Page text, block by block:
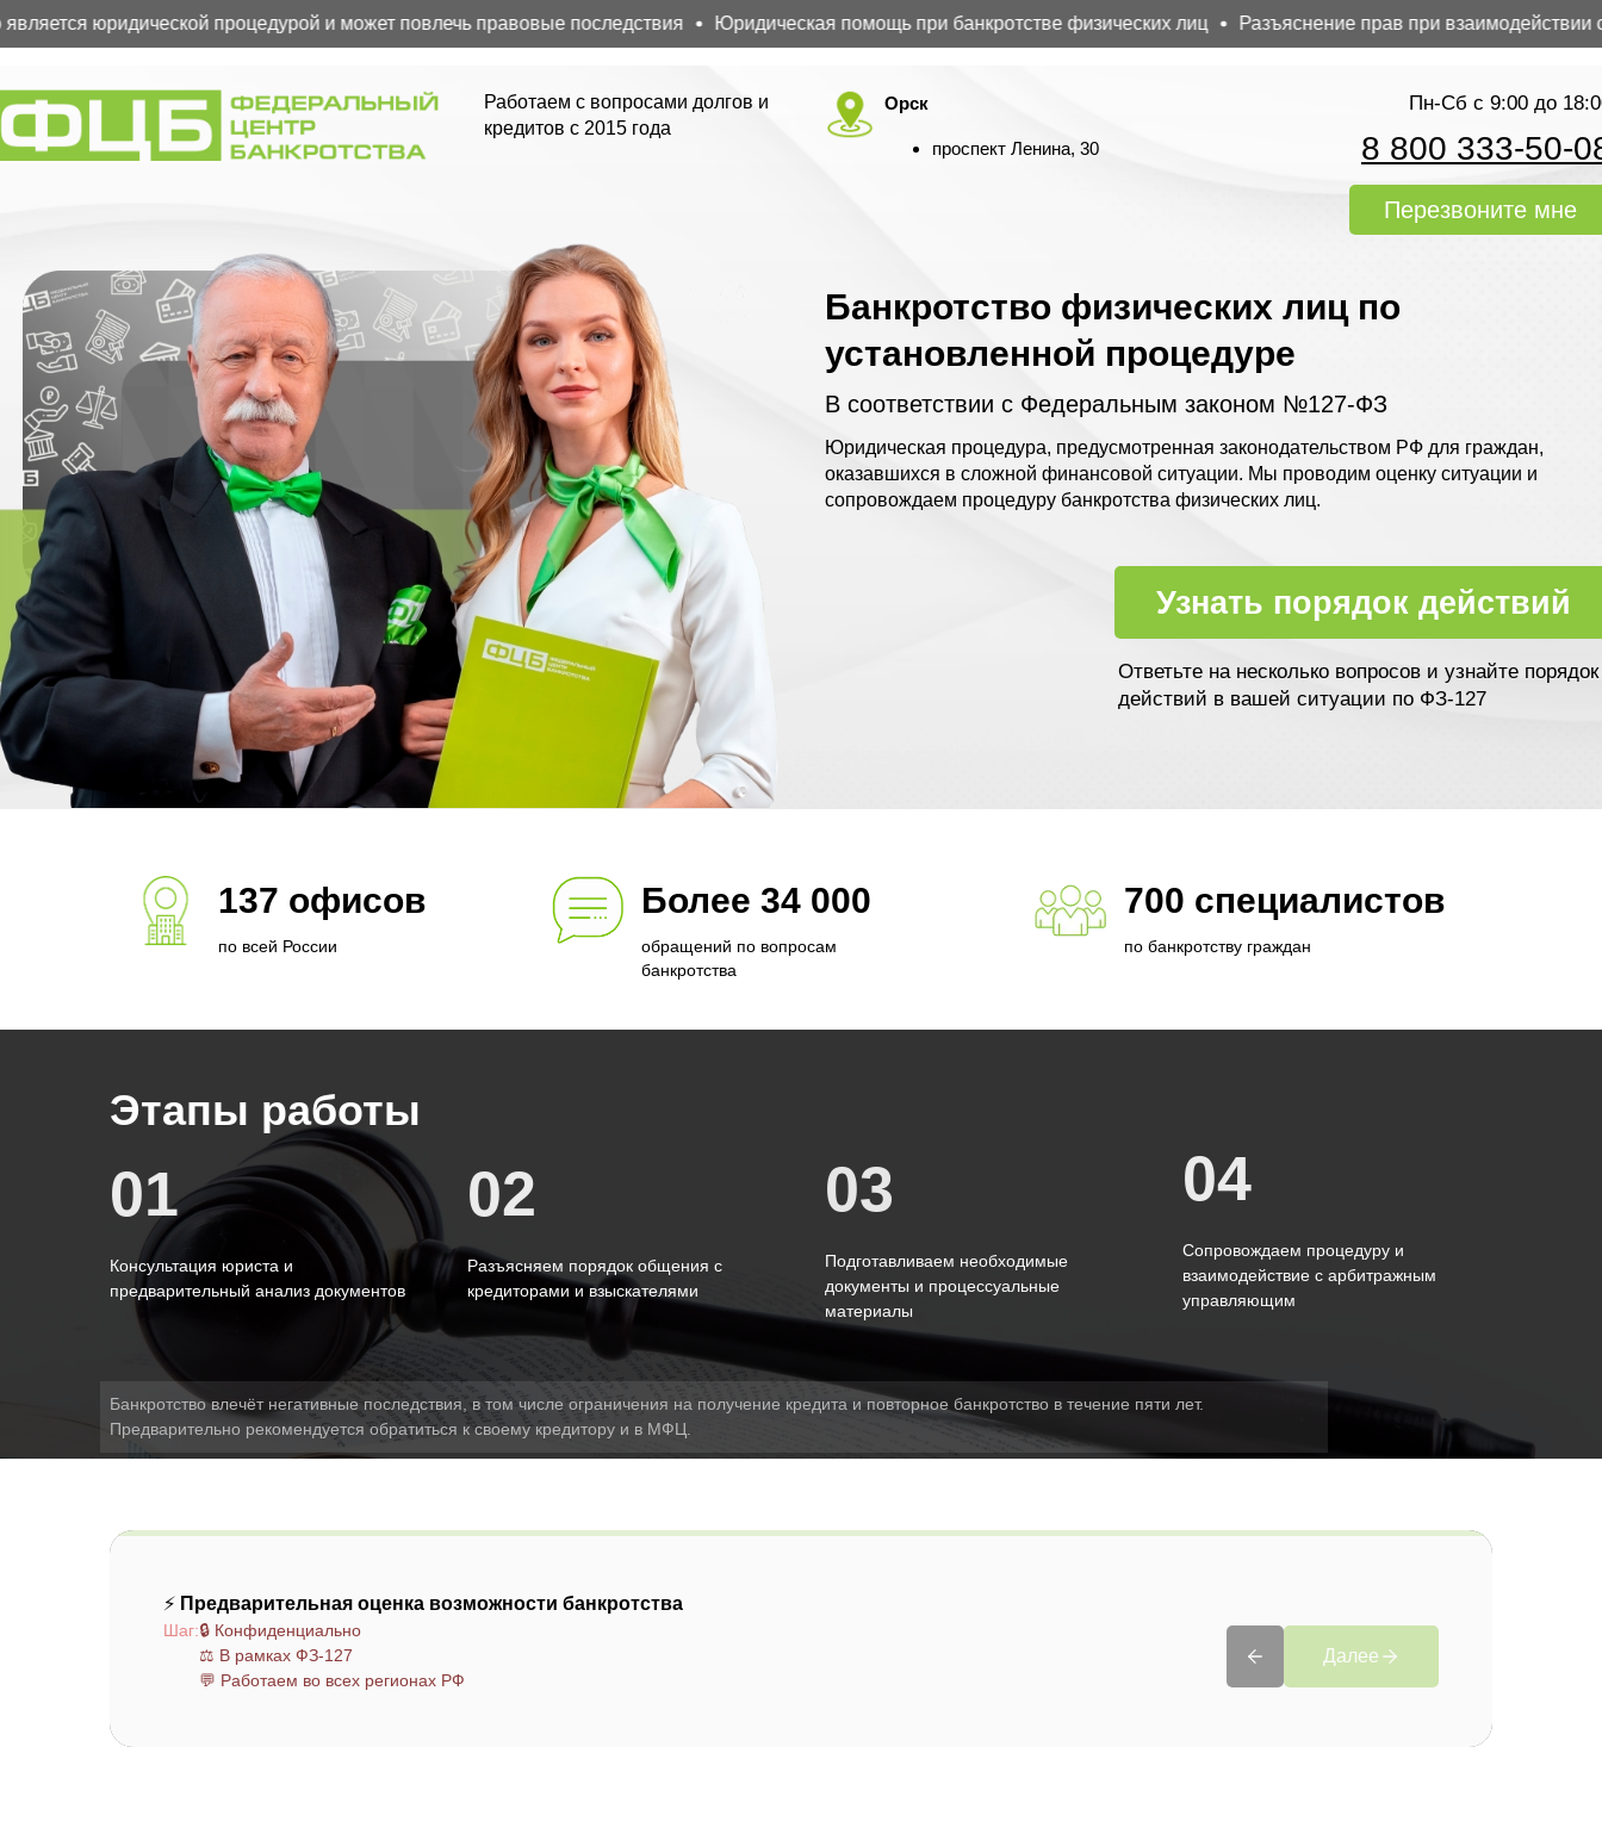
юридической процедурой и может повлечь правовые последствия Юридическая помощь при банкротстве физических лиц Разъяснение прав при взаимодействии с
В соответствии с Федеральным законом №127-ФЗ
Банкротство физических лиц по
установленной процедуре
Узнать порядок действий
Юридическая процедура, предусмотренная законодательством РФ для граждан,
оказавшихся в сложной финансовой ситуации. Мы проводим оценку ситуации и
сопровождаем процедуру банкротства физических лиц.
Ответьте на несколько вопросов и узнайте порядок
действий в вашей ситуации по ФЗ-127
Перезвоните мне
8 800 333-50-
Пн-Сб с 9:00 до
Орск
проспект Ленина, 30
Работаем с вопросами долгов и
кредитов с 2015 года
обращений по вопросам
банкротства
Более 34 000
по банкротству граждан
700 специалистов
по всей России
137 офисов
Этапы работы
01
Консультация юриста и
предварительный анализ документов
Банкротство влечёт негативные последствия, в том числе ограничения на получение кредита и повторное банкротство в течение пяти лет.
Предварительно рекомендуется обратиться к своему кредитору и в МФЦ.
02
Разъясняем порядок общения с
кредиторами и взыскателями
03
Подготавливаем необходимые
документы и процессуальные
материалы
04
Сопровождаем процедуру и
взаимодействие с арбитражным
управляющим
⚡ Предварительная оценка возможности банкротства
Шаг:🔒 Конфиденциально
⚖️ В рамках ФЗ-127
💬 Работаем во всех регионах РФ
Далее